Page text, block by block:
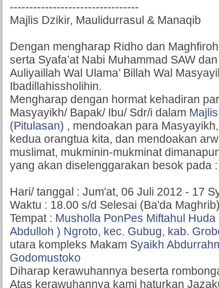
---------------------------------
Majlis Dzikir, Maulidurrasul & Manaqib
Dengan mengharap Ridho dan
serta Syafa’at Nabi Muhammad SAW
Auliyaillah Wal Ulama’ Billah Wal
Ibadillahissholihin.
Mengharap dengan hormat kehadiran
Masyayikh/ Bapak/ Ibu/ Sdr/i dalam
(Pitulasan) , mendoakan para
kedua orangtua kita, dan mendoakan
muslimat, mukminin-mukminat
yang akan diselenggarakan besok pada :
Hari/ tanggal : Jum'at, 06 Juli 2012 - 17
Waktu : 18.00 s/d Selesai (Ba'da
Tempat : Musholla PonPes Miftahul
Abdulloh ) Ngroto, kec. Gubug, kab.
utara kompleks Makam Syaikh
Godomustoko
Diharap kerawuhannya beserta
Atas kerawuhannya kami haturkan